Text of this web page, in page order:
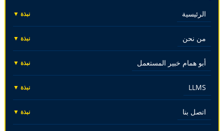
الرئيسية نبذة ▼
من نحن نبذة ▼
أبو همام خبير المستعمل نبذة ▼
LLMS نبذة ▼
اتصل بنا نبذة ▼